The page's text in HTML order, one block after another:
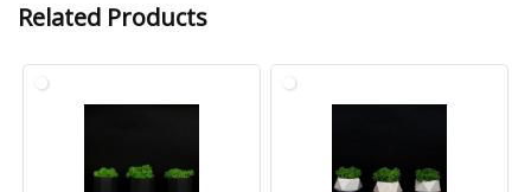
Related Products